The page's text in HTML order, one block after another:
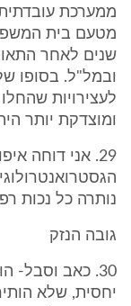
ממערכת
שנים לאחר
ובמל"ל. בסופו
ומוצדקת יותר
29. אני דוחה
נותרה כל נכות
גובה הנזק
30. כאב וסבל-
יחסית, שלא